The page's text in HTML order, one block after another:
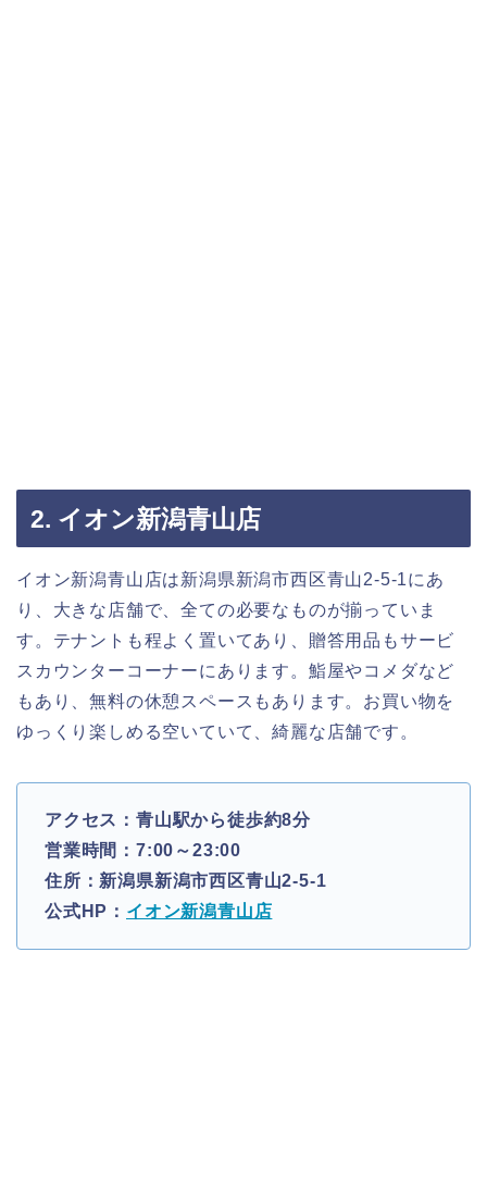
2. イオン新潟青山店
イオン新潟青山店は新潟県新潟市西区青山2-5-1にあ
り、大きな店舗で、全ての必要なものが揃っていま
す。テナントも程よく置いてあり、贈答用品もサービ
スカウンターコーナーにあります。鮨屋やコメダなど
もあり、無料の休憩スペースもあります。お買い物を
ゆっくり楽しめる空いていて、綺麗な店舗です。
アクセス：青山駅から徒歩約8分
営業時間：7:00～23:00
住所：新潟県新潟市西区青山2-5-1
公式HP： イオン新潟青山店